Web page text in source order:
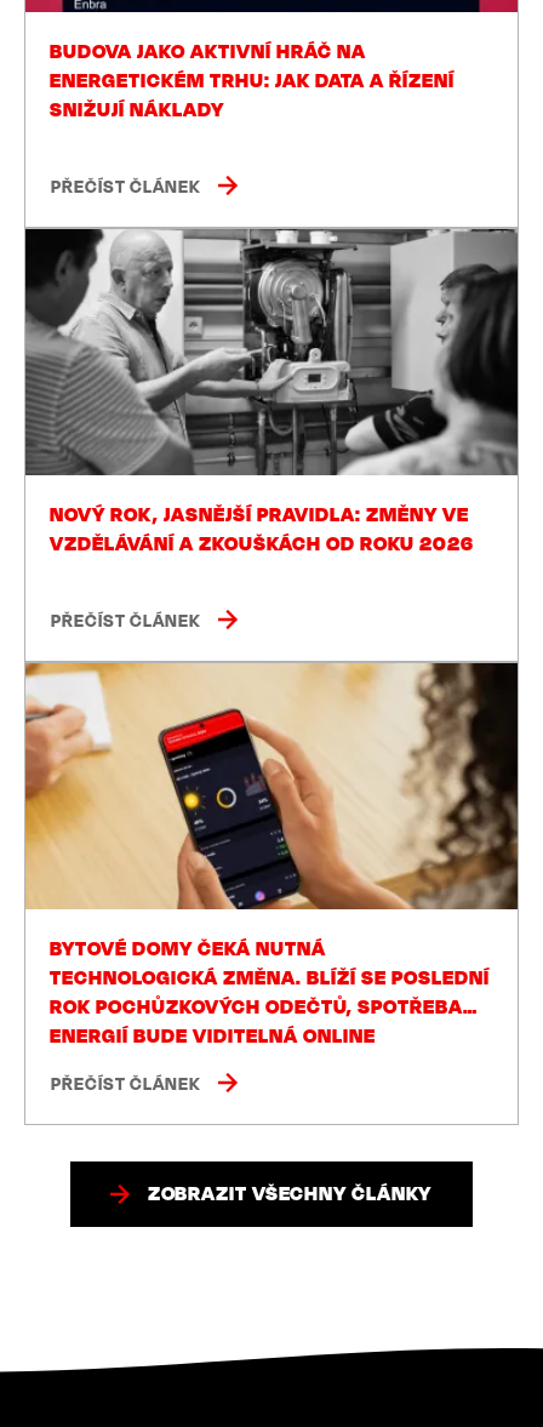
BUDOVA JAKO AKTIVNÍ HRÁČ NA
ENERGETICKÉM TRHU: JAK DATA A ŘÍZENÍ
SNIŽUJÍ NÁKLADY
PŘEČÍST ČLÁNEK
NOVÝ ROK, JASNĚJŠÍ PRAVIDLA: ZMĚNY VE
VZDĚLÁVÁNÍ A ZKOUŠKÁCH OD ROKU 2026
PŘEČÍST ČLÁNEK
BYTOVÉ DOMY ČEKÁ NUTNÁ
TECHNOLOGICKÁ ZMĚNA. BLÍŽÍ SE POSLEDNÍ
ROK POCHŮZKOVÝCH ODEČTŮ, SPOTŘEBA
ENERGIÍ BUDE VIDITELNÁ ONLINE
PŘEČÍST ČLÁNEK
ZOBRAZIT VŠECHNY ČLÁNKY